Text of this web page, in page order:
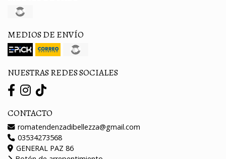
MEDIOS DE ENVÍO
NUESTRAS REDES SOCIALES
CONTACTO
romatendenzadibellezza@gmail.com
03534273568
GENERAL PAZ 86